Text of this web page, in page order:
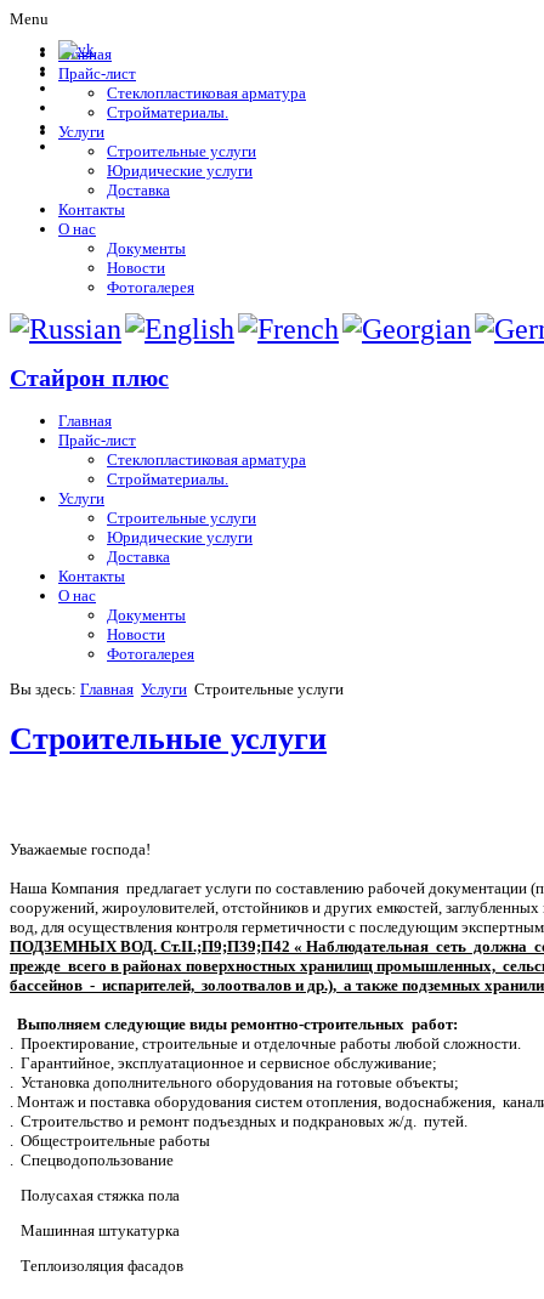
Menu
Главная
Прайс-лист
Стеклопластиковая арматура
Стройматериалы.
Услуги
Строительные услуги
Юридические услуги
Доставка
Контакты
О нас
Документы
Новости
Фотогалерея
Стайрон плюс
Главная
Прайс-лист
Стеклопластиковая арматура
Стройматериалы.
Услуги
Строительные услуги
Юридические услуги
Доставка
Контакты
О нас
Документы
Новости
Фотогалерея
Вы здесь: Главная Услуги Строительные услуги
Строительные услуги
Уважаемые господа!
Наша Компания предлагает услуги по составлению рабочей документации
сооружений, жироуловителей, отстойников и других емкостей,
вод, для осуществления контроля герметичности с последующим
ПОДЗЕМНЫХ ВОД. Ст.II.;П9;П39;П42 « Наблюдательная сеть должна
прежде всего в районах поверхностных хранилищ промышленных,
бассейнов - испарителей, золоотвалов и др.), а также подземных
Выполняем следующие виды ремонтно-строительных работ:
. Проектирование, строительные и отделочные работы любой сложности.
. Гарантийное, эксплуатационное и сервисное обслуживание;
. Установка дополнительного оборудования на готовые объекты;
. Монтаж и поставка оборудования систем отопления, водоснабжения,
. Строительство и ремонт подъездных и подкрановых ж/д. путей.
. Общестроительные работы
. Спецводопользование
Полусахая стяжка пола
Машинная штукатурка
Теплоизоляция фасадов